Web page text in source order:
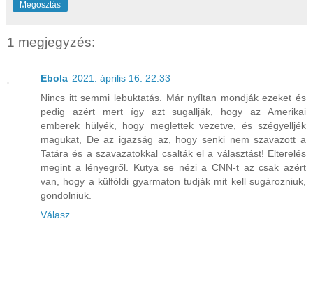
Megosztás
1 megjegyzés:
Ebola 2021. április 16. 22:33
Nincs itt semmi lebuktatás. Már nyíltan mondják ezeket és
pedig azért mert így azt sugallják, hogy az Amerikai
emberek hülyék, hogy meglettek vezetve, és szégyelljék
magukat, De az igazság az, hogy senki nem szavazott a
Tatára és a szavazatokkal csalták el a választást! Elterelés
megint a lényegről. Kutya se nézi a CNN-t az csak azért
van, hogy a külföldi gyarmaton tudják mit kell sugározniuk,
gondolniuk.
Válasz